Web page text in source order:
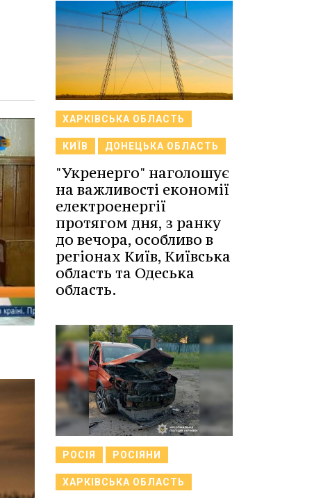
ХАРКІВСЬКА ОБЛАСТЬ
КИЇВ ДОНЕЦЬКА ОБЛАСТЬ
"Укренерго" наголошує
на важливості економії
електроенергії
протягом дня, з ранку
до вечора, особливо в
регіонах Київ, Київська
область та Одеська
область.
РОСІЯ РОСІЯНИ
ХАРКІВСЬКА ОБЛАСТЬ